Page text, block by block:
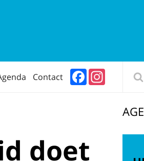
Contact FacebookInstagram
doet